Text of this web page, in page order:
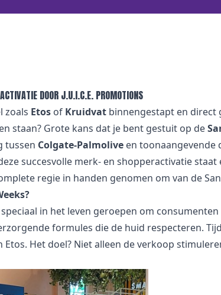
DOOR J.U.I.C.E. PROMOTIONS
zoals Etos of Kruidvat binnengestapt en direct
staan? Grote kans dat je bent gestuit op de
tussen Colgate-Palmolive en toonaangevende
succesvolle merk- en shopperactivatie
regie in handen genomen om van de
speciaal in het leven geroepen om
formules die de huid respecteren.
Etos. Het doel? Niet alleen de verkoop